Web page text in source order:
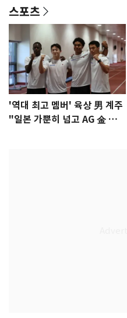
스포츠
'역대 최고 멤버' 육상 男 계주
"일본 가뿐히 넘고 AG 金 따겠